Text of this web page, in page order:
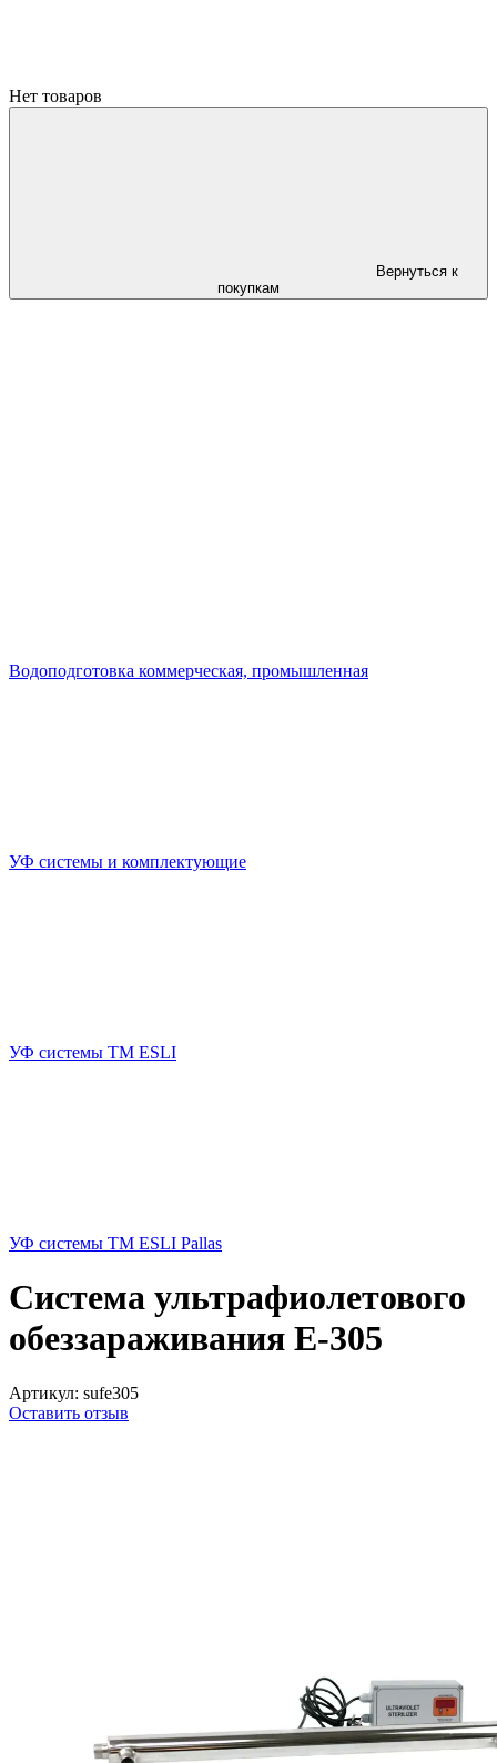
Нет товаров
Вернуться к
покупкам
Водоподготовка коммерческая, промышленная
УФ системы и комплектующие
УФ системы TM ESLI
УФ системы TM ESLI Pallas
Система ультрафиолетового
обеззараживания Е-305
Артикул: sufe305
Оставить отзыв